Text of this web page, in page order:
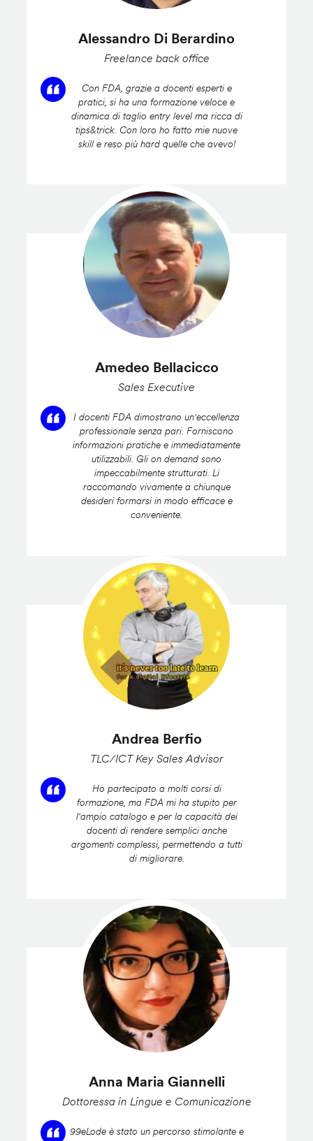
Alessandro Di Berardino
Freelance back office
Con FDA, grazie a docenti esperti e
pratici, si ha una formazione veloce e
dinamica di taglio entry level ma ricca di
tips&trick. Con loro ho fatto mie nuove
skill e reso più hard quelle che avevo!
Amedeo Bellacicco
Sales Executive
I docenti FDA dimostrano un'eccellenza
professionale senza pari. Forniscono
informazioni pratiche e immediatamente
utilizzabili. Gli on demand sono
impeccabilmente strutturati. Li
raccomando vivamente a chiunque
desideri formarsi in modo efficace e
conveniente.
Andrea Berfio
TLC/ICT Key Sales Advisor
Ho partecipato a molti corsi di
formazione, ma FDA mi ha stupito per
l'ampio catalogo e per la capacità dei
docenti di rendere semplici anche
argomenti complessi, permettendo a tutti
di migliorare.
Anna Maria Giannelli
Dottoressa in Lingue e Comunicazione
99eLode è stato un percorso stimolante e